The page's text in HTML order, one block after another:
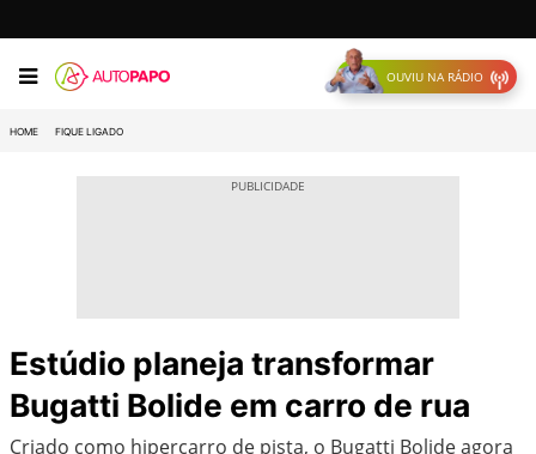
OUVIU NA RÁDIO
HOME FIQUE LIGADO
Estúdio planeja transformar
Bugatti Bolide em carro de rua
Criado como hipercarro de pista, o Bugatti Bolide agora